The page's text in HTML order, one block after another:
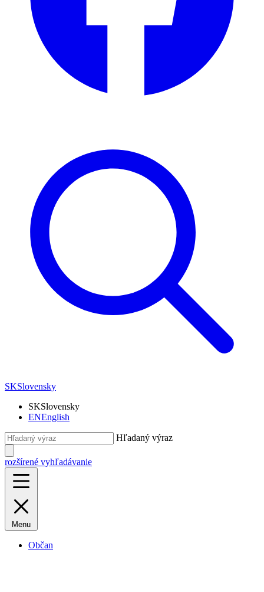
SKSlovensky
SKSlovensky
ENEnglish
Hľadaný výraz
rozšírené vyhľadávanie
Menu
Občan